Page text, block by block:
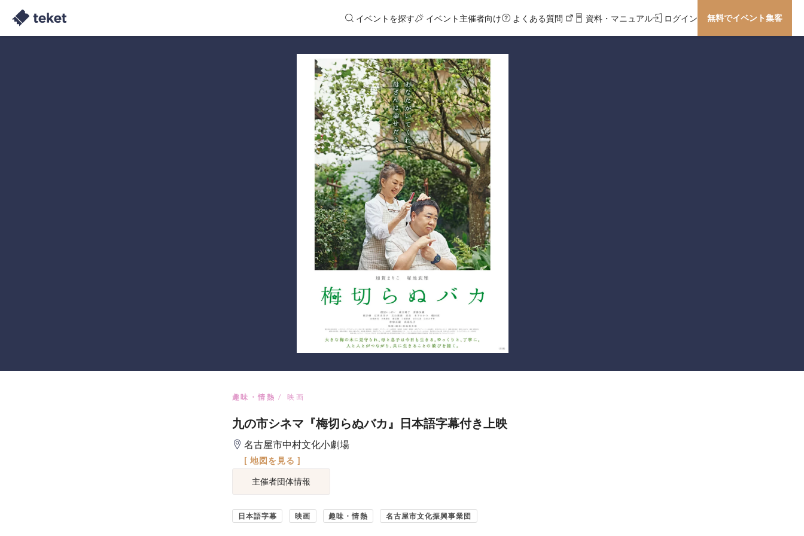
イベントを探す イベント主催者向け よくある質問 資料・マニュアル ログイン 無料でイベント集客
趣味・情熱 映画
九の市シネマ『梅切らぬバカ』日本語字幕付き上映
名古屋市中村文化小劇場
[ 地図を見る ]
主催者団体情報
日本語字幕 映画 趣味・情熱 名古屋市文化振興事業団